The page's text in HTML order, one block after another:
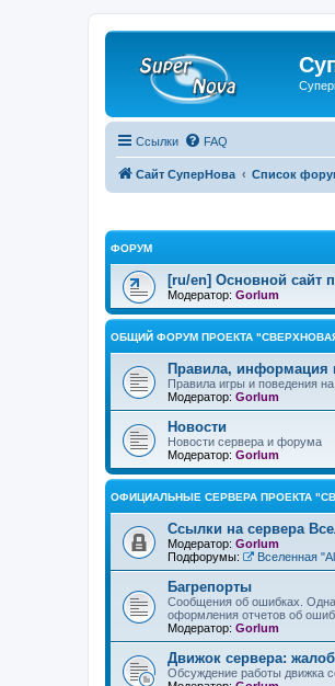
Ссылки FAQ
Сайт СуперНова Список
ФОРУМ
[ru/en] Основной сайт
Модератор: Gorlum
ОБЩИЙ ФОРУМ ПРОЕКТА
Правила, информация
Правила игры и поведения
Модератор: Gorlum
Новости
Новости сервера и форума
Модератор: Gorlum
ОФИЦИАЛЬНЫЕ СЕРВЕРА ПРОЕКТА
Ссылки на сервера
Модератор: Gorlum
Подфорумы:
Вселенная
Багрепорты
Сообщения об ошибках.
оформления отчетов об
Модератор: Gorlum
Движок сервера:
Обсуждение работы движка